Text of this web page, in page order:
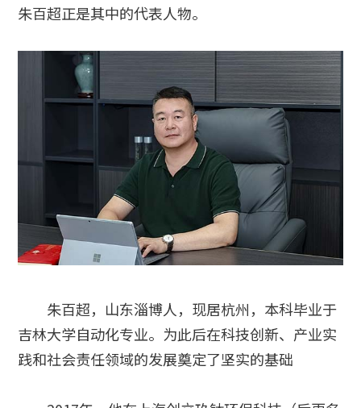
朱百超正是其中的代表人物。
朱百超，山东淄博人，现居杭州，本科毕业于
吉林大学自动化专业。为此后在科技创新、产业实
践和社会责任领域的发展奠定了坚实的基础